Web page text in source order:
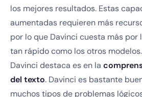
los mejores resultados. Estas
aumentadas requieren más
por lo que Davinci cuesta más por
tan rápido como los otros
Davinci destaca es en la
del texto. Davinci es bastante
muchos tipos de problemas